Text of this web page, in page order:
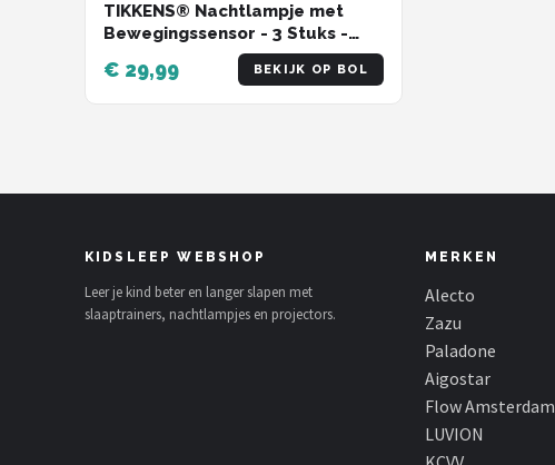
TIKKENS® Nachtlampje met
Bewegingssensor - 3 Stuks -
LED Kastverlichting en
Trapverlichting met Sensor -
Draadloos op Batterij
€ 29,99 BEKIJK OP BOL
KIDSLEEP WEBSHOP
Leer je kind beter en langer slapen met
slaaptrainers, nachtlampjes en projectors.
MERKEN
Alecto
Zazu
Paladone
Aigostar
Flow Amsterdam
LUVION